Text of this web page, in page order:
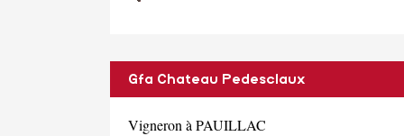
Gfa Chateau Pedesclaux
Vigneron à PAUILLAC